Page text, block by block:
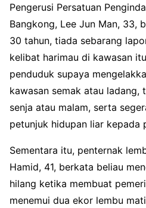
Pengerusi Persatuan
Bangkong, Lee Jun Man, 33,
30 tahun, tiada sebarang
kelibat harimau di kawasan
penduduk supaya
kawasan semak atau ladang,
senja atau malam, serta
petunjuk hidupan liar kepada
Sementara itu, penternak
Hamid, 41, berkata beliau
hilang ketika membuat
menemui dua ekor lembu